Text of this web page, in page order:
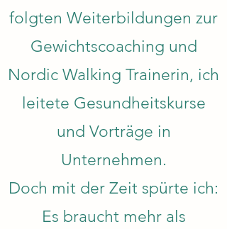
folgten Weiterbildungen zur
Gewichtscoaching und
Nordic Walking Trainerin, ich
leitete Gesundheitskurse
und Vorträge in
Unternehmen.
Doch mit der Zeit spürte ich:
Es braucht mehr als